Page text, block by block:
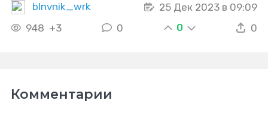
blnvnik_wrk
25 Дек 2023 в 09:09
948 +3 0 0 0
Комментарии